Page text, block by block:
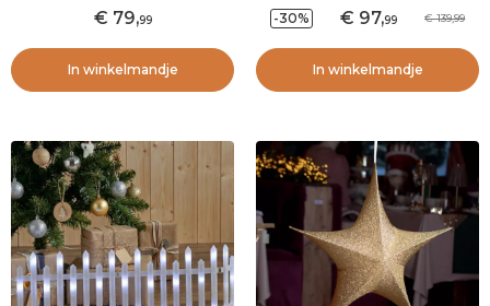
79,99
In winkelmandje
-30% 97,99 139,99
In winkelmandje